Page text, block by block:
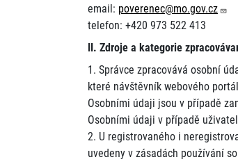
email: poverenec@mo.gov.cz
telefon: +420 973 522 413
II. Zdroje a kategorie
1. Správce zpracovává osobní
které návštěvník webového
Osobními údaji jsou v případě
Osobními údaji v případě
2. U registrovaného i
uvedeny v zásadách používání